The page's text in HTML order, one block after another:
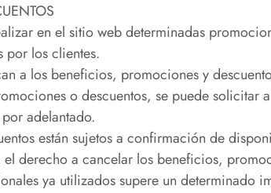
en el sitio web determinadas
por los clientes.
a los beneficios, promociones y
o descuentos, se puede
adelantado.
están sujetos a confirmación de
derecho a cancelar los beneficios,
ya utilizados supere un determinado